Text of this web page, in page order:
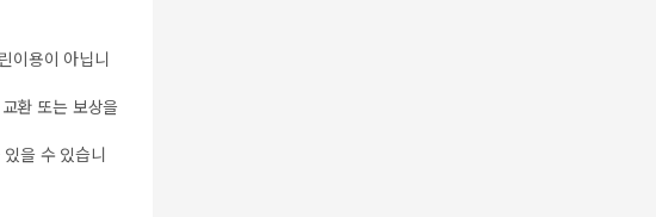
이용이 아닙니
환 또는 보상을
을 수 있습니